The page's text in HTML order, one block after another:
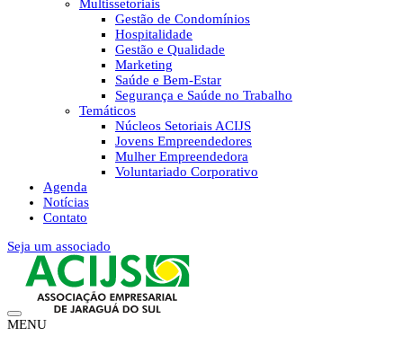
Multissetoriais
Gestão de Condomínios
Hospitalidade
Gestão e Qualidade
Marketing
Saúde e Bem-Estar
Segurança e Saúde no Trabalho
Temáticos
Núcleos Setoriais ACIJS
Jovens Empreendedores
Mulher Empreendedora
Voluntariado Corporativo
Agenda
Notícias
Contato
Seja um associado
MENU